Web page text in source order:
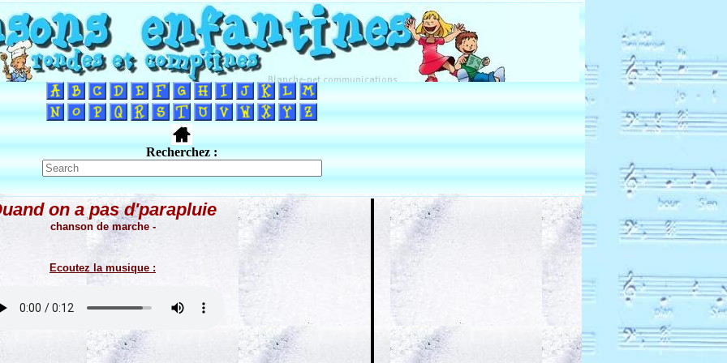
Recherchez :
on a pas d'parapluie
chanson de marche -
Ecoutez la musique :